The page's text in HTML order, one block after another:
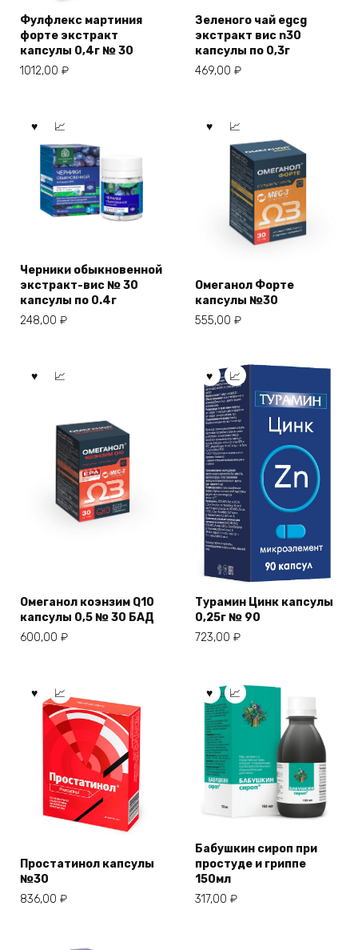
Фулфлекс мартиния
форте экстракт
капсулы 0,4г № 30
1012,00 ₽
Зеленого чай egcg
экстракт вис n30
капсулы по 0,3г
469,00 ₽
Черники обыкновенной
экстракт-вис № 30
капсулы по 0.4г
248,00 ₽
Омеганол Форте
капсулы №30
555,00 ₽
Омеганол коэнзим Q10
капсулы 0,5 № 30 БАД
600,00 ₽
Турамин Цинк капсулы
0,25г № 90
723,00 ₽
Простатинол капсулы
№30
836,00 ₽
Бабушкин сироп при
простуде и гриппе
150мл
317,00 ₽